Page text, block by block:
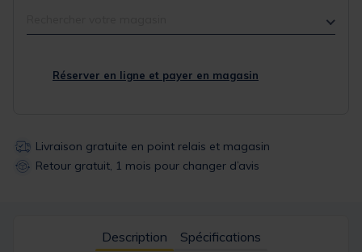
Réserver en ligne et payer en magasin
Livraison gratuite en point relais et magasin
Retour gratuit, 1 mois pour changer d’avis
Description Spécifications